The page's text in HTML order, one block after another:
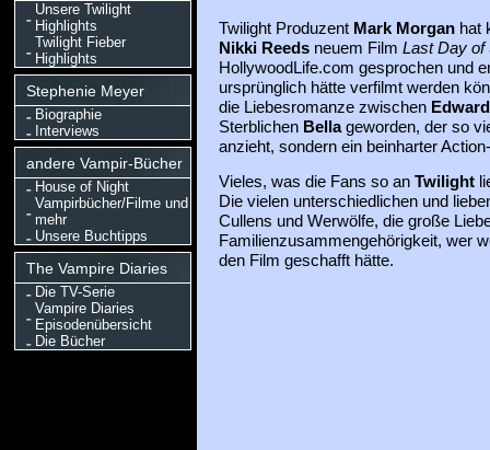
Unsere Twilight
Highlights
Twilight Fieber
Highlights
Stephenie Meyer
Biographie
Interviews
andere Vampir-Bücher
House of Night
Vampirbücher/Filme und
mehr
Unsere Buchtipps
The Vampire Diaries
Die TV-Serie
Vampire Diaries
Episodenübersicht
Die Bücher
Twilight Produzent Mark Morganhat
Nikki Reedsneuem Film Last Day of
HollywoodLife.com gesprochen und
ursprünglich hätte verfilmt werden
die Liebesromanze zwischen
Sterblichen Bellageworden, der so
anzieht, sondern ein beinharter
Vieles, was die Fans so an Twilight
Die vielen unterschiedlichen und
Cullens und Werwölfe, die große
Familienzusammengehörigkeit, wer
den Film geschafft hätte.